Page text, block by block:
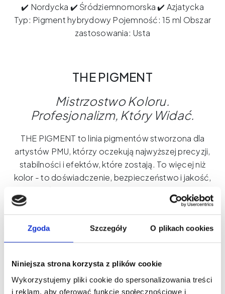
Zgoda Szczegóły O plikach cookies
Niniejsza strona korzysta z plików cookie
Wykorzystujemy pliki cookie do spersonalizowania treści
i reklam, aby oferować funkcje społecznościowe i
✔️ Nordycka ✔️ Śródziemnomorska ✔️ Azjatycka
Typ: Pigment hybrydowy Pojemność: 15 ml Obszar
zastosowania: Usta
THE PIGMENT
Mistrzostwo Koloru.
Profesjonalizm, Który Widać.
THE PIGMENT to linia pigmentów stworzona dla
artystów PMU, którzy oczekują najwyższej precyzji,
stabilności i efektów, które zostają. To więcej niż
kolor - to doświadczenie, bezpieczeństwo i jakość,
Dlaczego wybrać THE PIGMENT?
Maksymalna kontrola podczas zabiegu
Odcienie stworzone z myślą o różnych typach
skóry
THE PIGMENT – Tam, gdzie zaczyna się piękno.